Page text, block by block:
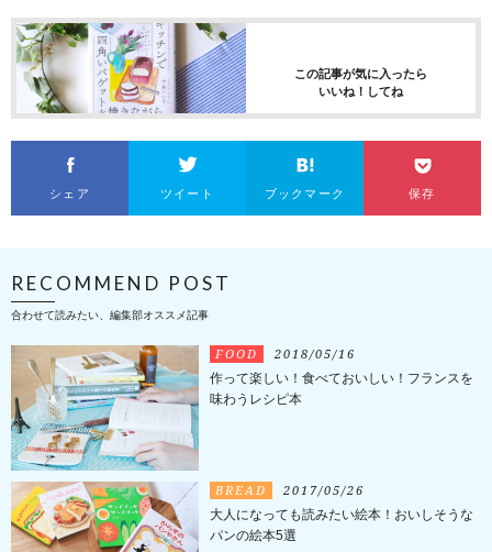
この記事が気に入ったら
いいね！してね
シェア ツイート ブックマーク 保存
RECOMMEND POST
合わせて読みたい、編集部オススメ記事
FOOD 2018/05/16
作って楽しい！食べておいしい！フランスを
味わうレシピ本
BREAD 2017/05/26
大人になっても読みたい絵本！おいしそうな
パンの絵本5選